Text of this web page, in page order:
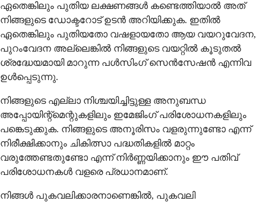
ഏതെങ്കിലും പുതിയ ലക്ഷണങ്ങൾ കണ്ടെത്തിയാൽ അത്
നിങ്ങളുടെ ഡോക്ടറോട് ഉടൻ അറിയിക്കുക. ഇതിൽ
ഏതെങ്കിലും പുതിയതോ വഷളായതോ ആയ വയറുവേദന,
പുറംവേദന അല്ലെങ്കിൽ നിങ്ങളുടെ വയറ്റിൽ കൂടുതൽ
ശ്രദ്ധേയമായി മാറുന്ന പൾസിംഗ് സെൻസേഷൻ എന്നിവ
ഉൾപ്പെടുന്നു.
നിങ്ങളുടെ എല്ലാ നിശ്ചയിച്ചിട്ടുള്ള അനുബന്ധ
അപ്പോയിന്റ്മെന്റുകളിലും ഇമേജിംഗ് പരിശോധനകളിലും
പങ്കെടുക്കുക. നിങ്ങളുടെ അനൂരിസം വളരുന്നുണ്ടോ എന്ന്
നിരീക്ഷിക്കാനും ചികിത്സാ പദ്ധതികളിൽ മാറ്റം
വരുത്തേണ്ടതുണ്ടോ എന്ന് നിർണ്ണയിക്കാനും ഈ പതിവ്
പരിശോധനകൾ വളരെ പ്രധാനമാണ്.
നിങ്ങൾ പുകവലിക്കാരനാണെങ്കിൽ, പുകവലി